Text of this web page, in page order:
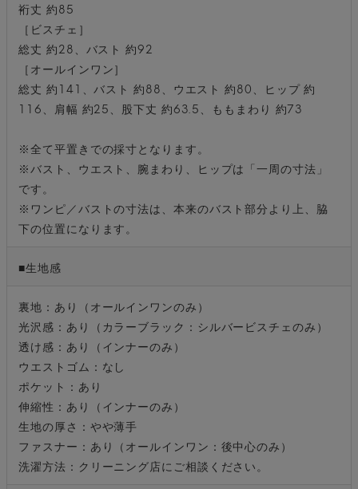
裄丈 約85
［ビスチェ］
総丈 約28、バスト 約92
［オールインワン］
総丈 約141、バスト 約88、ウエスト 約80、ヒップ 約
116、肩幅 約25、股下丈 約63.5、ももまわり 約73
※全て平置きでの採寸となります。
※バスト、ウエスト、腕まわり、ヒップは「一周の寸法」
です。
※ワンピ／バストの寸法は、本来のバスト部分より上、脇
下の位置になります。
■生地感
裏地：あり（オールインワンのみ）
光沢感：あり（カラーブラック：シルバービスチェのみ）
透け感：あり（インナーのみ）
ウエストゴム：なし
ポケット：あり
伸縮性：あり（インナーのみ）
生地の厚さ：やや薄手
ファスナー：あり（オールインワン：後中心のみ）
洗濯方法：クリーニング店にご相談ください。